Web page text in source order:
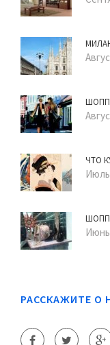
ЧТО
Июль
Июнь
РАССКАЖИТЕ О